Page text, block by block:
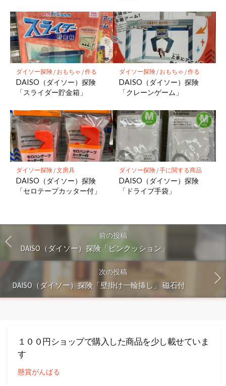
ダイソー探険/ おもちゃ /作る
DAISO（ダイソー）探険
「スライダー貯金箱」
ダイソー探険/ おもちゃ /作る
DAISO（ダイソー）探険
「クレーンゲーム」
ダイソー探険/文房具
DAISO（ダイソー）探険
「セロテープカッター付」
ダイソー探険/手に関する商品
DAISO（ダイソー）探険
「ドライブ手袋」
前の投稿
DAISO（ダイソー）探険「ピンクッション」
次の投稿
DAISO（ダイソー）探険「壁掛け一輪挿し」 磁石付
１００円ショップで購入した商品を少し載せていま
す
懸賞がんばる